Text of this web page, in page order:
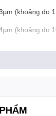
(khoảng đo
(khoảng đo